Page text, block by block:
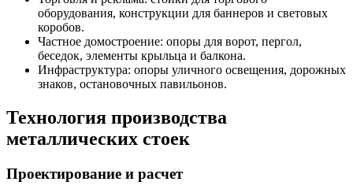
оборудования, конструкции для баннеров и световых
коробов.
Частное домостроение: опоры для ворот, пергол,
беседок, элементы крыльца и балкона.
Инфраструктура: опоры уличного освещения, дорожных
знаков, остановочных павильонов.
Технология производства
металлических стоек
Проектирование и расчет